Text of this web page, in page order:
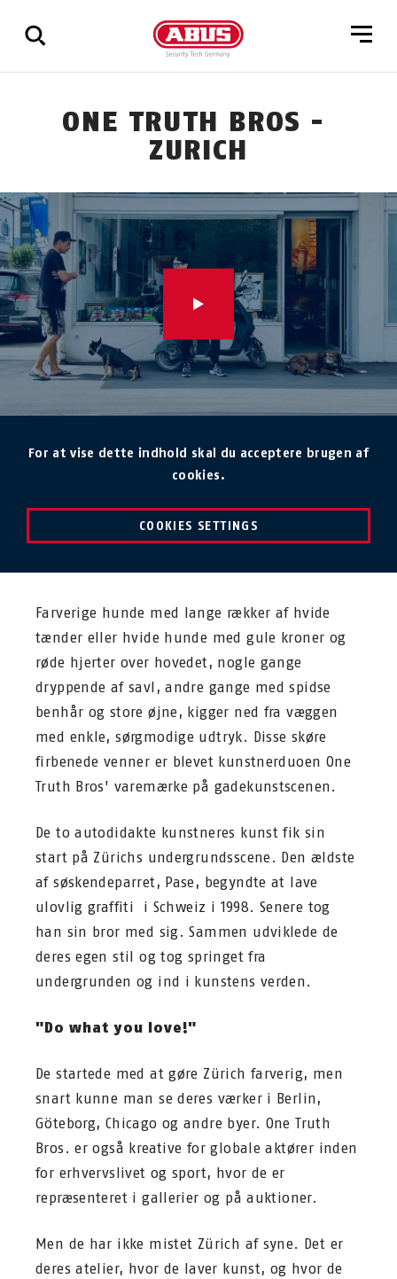
alleONE TRUTH BROS -
ZURICH
For at vise dette indhold skal du acceptere brugen af
cookies.
COOKIES SETTINGS
Farverige hunde med lange rækker af hvide
tænder eller hvide hunde med gule kroner og
røde hjerter over hovedet, nogle gange
dryppende af savl, andre gange med spidse
benhår og store øjne, kigger ned fra væggen
med enkle, sørgmodige udtryk. Disse skøre
firbenede venner er blevet kunstnerduoen One
Truth Bros' varemærke på gadekunstscenen.
De to autodidakte kunstneres kunst fik sin
start på Zürichs undergrundsscene. Den ældste
af søskendeparret, Pase, begyndte at lave
ulovlig graffiti i Schweiz i 1998. Senere tog
han sin bror med sig. Sammen udviklede de
deres egen stil og tog springet fra
undergrunden og ind i kunstens verden.
"Do what you love!"
De startede med at gøre Zürich farverig, men
snart kunne man se deres værker i Berlin,
Göteborg, Chicago og andre byer. One Truth
Bros. er også kreative for globale aktører inden
for erhvervslivet og sport, hvor de er
repræsenteret i gallerier og på auktioner.
Men de har ikke mistet Zürich af syne. Det er
deres atelier, hvor de laver kunst, og hvor de